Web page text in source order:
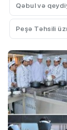
Qəbul və
Peşə Təhsili